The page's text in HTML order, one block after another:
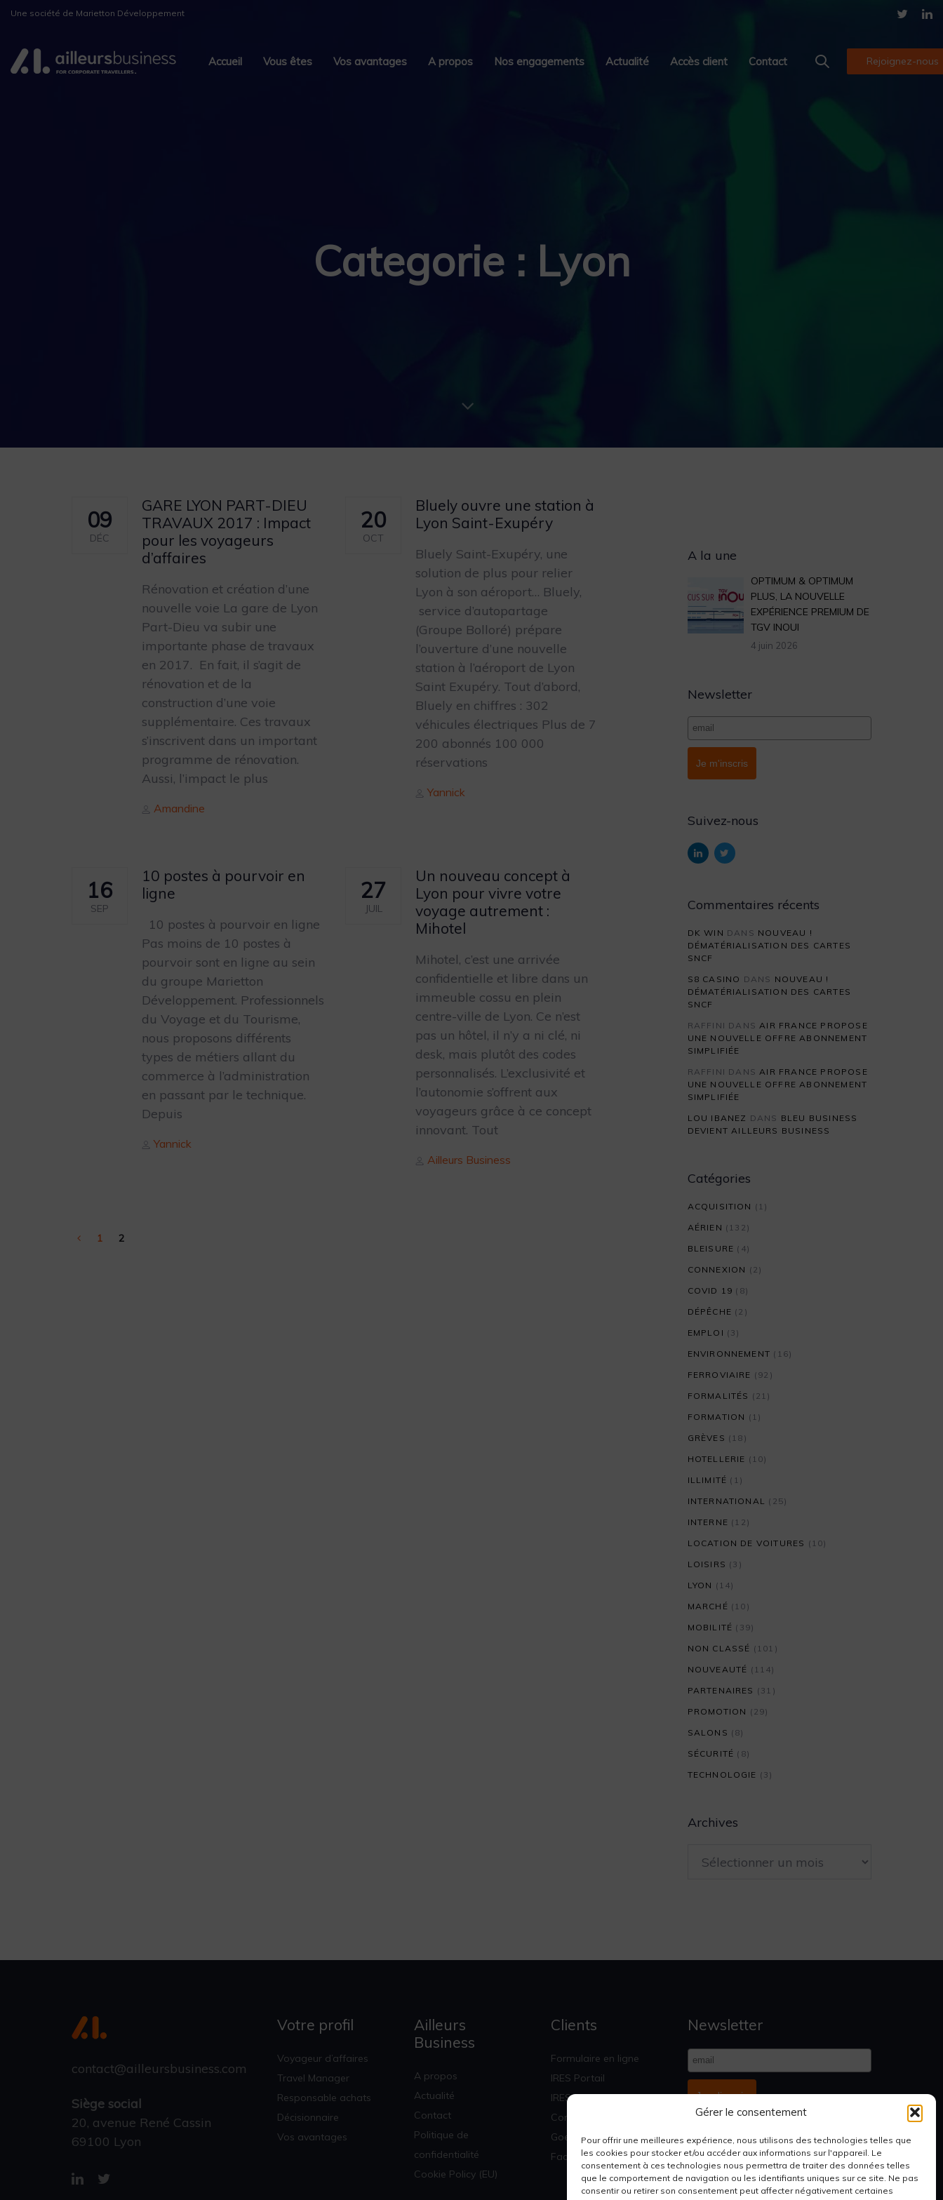
Gérer le consentement
Pour offrir une meilleures expérience, nous utilisons des technologies telles que
les cookies pour stocker et/ou accéder aux informations sur l'appareil. Le
consentement à ces technologies nous permettra de traiter des données telles
que le comportement de navigation ou les identifiants uniques sur ce site. Ne pas
consentir ou retirer son consentement peut affecter négativement certaines
Skip
Skip
primary
navigation
Une société de Marietton Développement
Accueil Vous êtes Vos avantages A propos Nos engagements Actualité Accès client Contact Rejoignez-nous
Categorie : Lyon
09
DÉC
GARE LYON PART-DIEU
TRAVAUX 2017 : Impact
pour les voyageurs
d’affaires
Rénovation et création d’une
nouvelle voie La gare de Lyon
Part-Dieu va subir une
importante phase de travaux
en 2017. En fait, il s’agit de
rénovation et de la
construction d’une voie
supplémentaire. Ces travaux
s’inscrivent dans un important
programme de rénovation.
Aussi, l’impact le plus
Author
Amandine
20
OCT
Bluely ouvre une station à
Lyon Saint-Exupéry
Bluely Saint-Exupéry, une
solution de plus pour relier
Lyon à son aéroport… Bluely,
service d’autopartage
(Groupe Bolloré) prépare
l’ouverture d’une nouvelle
station à l’aéroport de Lyon
Saint Exupéry. Tout d’abord,
Bluely en chiffres : 302
véhicules électriques Plus de 7
200 abonnés 100 000
réservations
Author
Yannick
16
SEP
10 postes à pourvoir en
ligne
10 postes à pourvoir en ligne
Pas moins de 10 postes à
pourvoir sont en ligne au sein
du groupe Marietton
Développement. Professionnels
du Voyage et du Tourisme,
nous proposons différents
types de métiers allant du
commerce à l’administration
en passant par le technique.
Depuis
Author
Yannick
27
JUIL
Un nouveau concept à
Lyon pour vivre votre
voyage autrement :
Mihotel
Mihotel, c’est une arrivée
confidentielle et libre dans un
immeuble cossu en plein
centre-ville de Lyon. Ce n’est
pas un hôtel, il n’y a ni clé, ni
desk, mais plutôt des codes
personnalisés. L’exclusivité et
l’autonomie s’offrent aux
voyageurs grâce à ce concept
innovant. Tout
Author
Ailleurs Business
1 2
A la une
OPTIMUM & OPTIMUM
PLUS, LA NOUVELLE
EXPÉRIENCE PREMIUM DE
TGV INOUI
4 juin 2026
Newsletter
Je m'inscris
Suivez-nous
Commentaires récents
DK WIN DANS NOUVEAU !
DÉMATÉRIALISATION DES CARTES
SNCF
S8 CASINO DANS NOUVEAU !
DÉMATÉRIALISATION DES CARTES
SNCF
RAFFINI DANSAIR FRANCE PROPOSE
UNE NOUVELLE OFFRE ABONNEMENT
SIMPLIFIÉE
RAFFINI DANSAIR FRANCE PROPOSE
UNE NOUVELLE OFFRE ABONNEMENT
SIMPLIFIÉE
LOU IBANEZ DANS BLEU BUSINESS
DEVIENT AILLEURS BUSINESS
Catégories
ACQUISITION (1)
AÉRIEN (132)
BLEISURE (4)
CONNEXION (2)
COVID 19 (8)
DÉPÊCHE (2)
EMPLOI (3)
ENVIRONNEMENT (16)
FERROVIAIRE (92)
FORMALITÉS (21)
FORMATION (1)
GRÈVES (18)
HOTELLERIE (10)
ILLIMITÉ (1)
INTERNATIONAL (25)
INTERNE (12)
LOCATION DE VOITURES (10)
LOISIRS (3)
LYON (14)
MARCHÉ (10)
MOBILITÉ (39)
NON CLASSÉ (101)
NOUVEAUTÉ (114)
PARTENAIRES (31)
PROMOTION (29)
SALONS (8)
SÉCURITÉ (8)
TECHNOLOGIE (3)
Archives
contact@ailleursbusiness.com
Siège social
20, avenue René Cassin
69100 Lyon
Votre profil
Voyageur d’affaires
Travel Manager
Responsable achats
Décisionnaire
Vos avantages
Ailleurs
Business
A propos
Actualité
Contact
Politique de
confidentialité
Cookie Policy (EU)
Clients
Formulaire en ligne
IRES Portail
IRES Corpo
Concur
Goelett
Factures & Statistiques
Newsletter
Je m'inscris